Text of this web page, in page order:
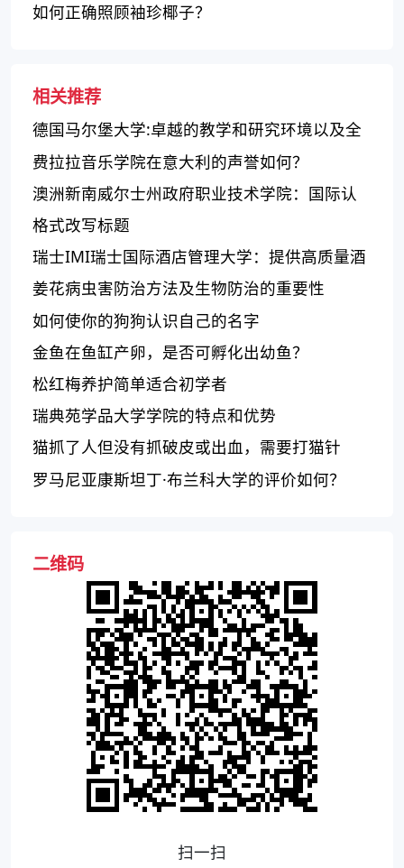
如何正确照顾袖珍椰子？
相关推荐
德国马尔堡大学:卓越的教学和研究环境以及全
球声誉
费拉拉音乐学院在意大利的声誉如何？
澳洲新南威尔士州政府职业技术学院：国际认
可的优秀学府
格式改写标题
瑞士IMI瑞士国际酒店管理大学：提供高质量酒
店管理教育及先进设施
姜花病虫害防治方法及生物防治的重要性
如何使你的狗狗认识自己的名字
金鱼在鱼缸产卵，是否可孵化出幼鱼？
松红梅养护简单适合初学者
瑞典苑学品大学学院的特点和优势
猫抓了人但没有抓破皮或出血，需要打猫针
吗？
罗马尼亚康斯坦丁·布兰科大学的评价如何？
二维码
扫一扫